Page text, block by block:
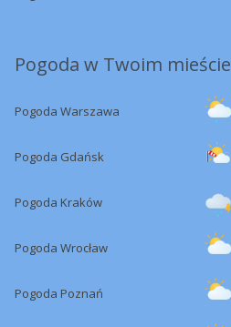
Pogoda w Twoim mieście
Pogoda Warszawa
Pogoda Gdańsk
Pogoda Kraków
Pogoda Wrocław
Pogoda Poznań